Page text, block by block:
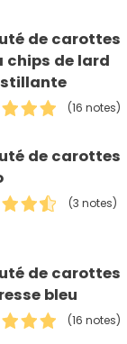
de carottes
chips de lard
(16 notes)
de carottes
(3 notes)
de carottes
bleu
(16 notes)